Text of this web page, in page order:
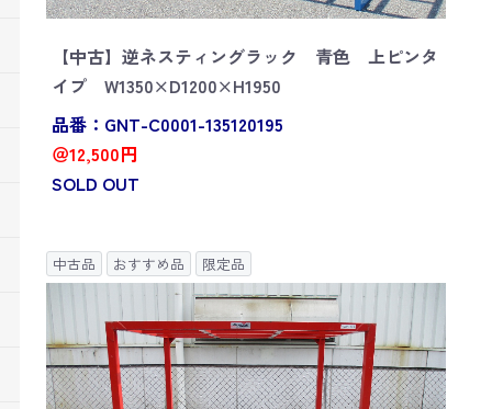
【中古】逆ネスティングラック 青色 上ピンタ
イプ W1350×D1200×H1950
品番：GNT-C0001-135120195
＠12,500円
SOLD OUT
中古品 おすすめ品 限定品